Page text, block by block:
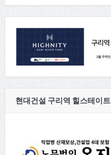
현대건설 구리역 힐스테이트